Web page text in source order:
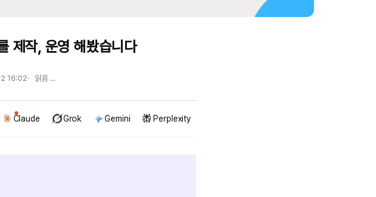
제작, 운영 해봤습니다
16:02 읽음 ...
Claude Grok Gemini Perplexity